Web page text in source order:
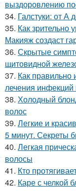
выздоровлению
34. Галстуки: от А
35. Как зрительно
Макияж создаст
36. Скрытые
щитовидной
37. Как правильно
лечения инфекций
38. Холодный
волос
39. Легкие и
5 минут. Секреты
40. Легкая
волосы
41. Кто
42. Каре с челкой